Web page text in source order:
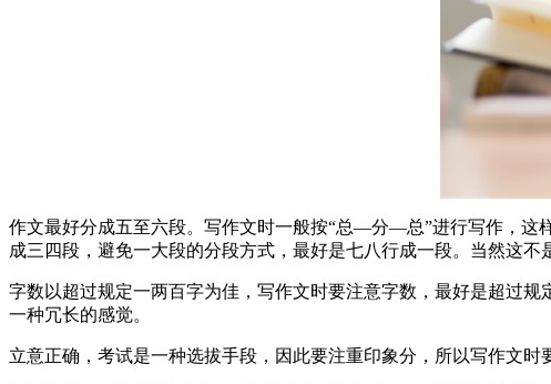
作文最好分成五至六段。写作文时一般按“总—分—总”进行写作，这
成三四段，避免一大段的分段方式，最好是七八行成一段。当然这
字数以超过规定一两百字为佳，写作文时要注意字数，最好是超过
一种冗长的感觉。
立意正确，考试是一种选拔手段，因此要注重印象分，所以写作文